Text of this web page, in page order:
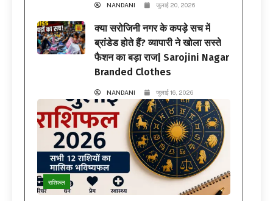
NANDANI जुलाई 20, 2026
क्या सरोजिनी नगर के कपड़े सच में
ब्रांडेड होते हैं? व्यापारी ने खोला सस्ते
फैशन का बड़ा राज| Sarojini Nagar
Branded Clothes
NANDANI जुलाई 16, 2026
राशिफल